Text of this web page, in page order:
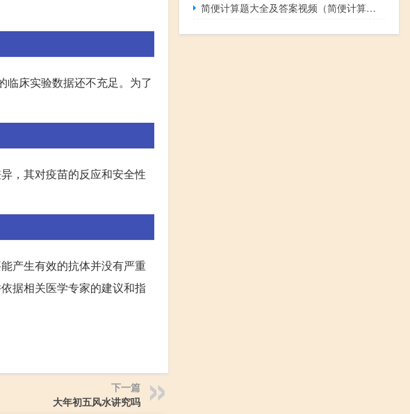
临床实验数据还不充足。为了
，其对疫苗的反应和安全性
产生有效的抗体并没有严重
据相关医学专家的建议和指
下一篇
大年初五风水讲究吗
简便计算题大全及答案视频（简便计算题大全及答案）